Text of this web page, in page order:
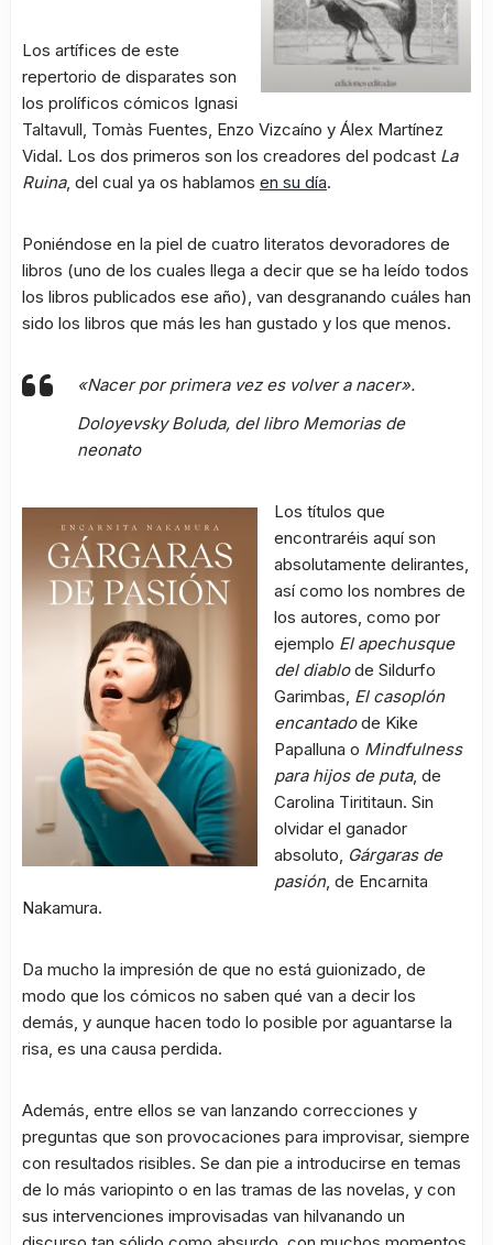
Los artífices de este
repertorio de disparates son
los prolíficos cómicos Ignasi
Taltavull, Tomàs Fuentes, Enzo Vizcaíno y Álex Martínez
Vidal. Los dos primeros son los creadores del podcast La
Ruina, del cual ya os hablamos en su día.
Poniéndose en la piel de cuatro literatos devoradores de
libros (uno de los cuales llega a decir que se ha leído todos
los libros publicados ese año), van desgranando cuáles han
sido los libros que más les han gustado y los que menos.
«Nacer por primera vez es volver a nacer».
Doloyevsky Boluda, del libro Memorias de
neonato
Los títulos que
encontraréis aquí son
absolutamente delirantes,
así como los nombres de
los autores, como por
ejemplo El apechusque
del diablode Sildurfo
Garimbas, El casoplón
encantadode Kike
Papalluna o Mindfulness
para hijos de puta, de
Carolina Tirititaun. Sin
olvidar el ganador
absoluto, Gárgaras de
pasión, de Encarnita
Nakamura.
Da mucho la impresión de que no está guionizado, de
modo que los cómicos no saben qué van a decir los
demás, y aunque hacen todo lo posible por aguantarse la
risa, es una causa perdida.
Además, entre ellos se van lanzando correcciones y
preguntas que son provocaciones para improvisar, siempre
con resultados risibles. Se dan pie a introducirse en temas
de lo más variopinto o en las tramas de las novelas, y con
sus intervenciones improvisadas van hilvanando un